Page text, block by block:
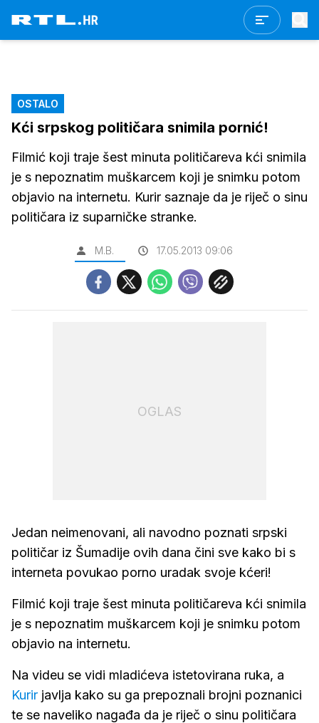
OSTALO
Kći srpskog političara snimila pornić!
Filmić koji traje šest minuta političareva kći snimila
je s nepoznatim muškarcem koji je snimku potom
objavio na internetu. Kurir saznaje da je riječ o sinu
političara iz suparničke stranke.
M.B. 17.05.2013 09:06
OGLAS
Jedan neimenovani, ali navodno poznati srpski
političar iz Šumadije ovih dana čini sve kako bi s
interneta povukao porno uradak svoje kćeri!
Filmić koji traje šest minuta političareva kći snimila
je s nepoznatim muškarcem koji je snimku potom
objavio na internetu.
Na videu se vidi mladićeva istetovirana ruka, a
Kurir javlja kako su ga prepoznali brojni poznanici
te se naveliko nagađa da je riječ o sinu političara